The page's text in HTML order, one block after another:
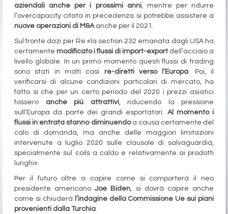
aziendali anche per i prossimi anni, mentre per ridurre
l’overcapacity citata in precedenza si potrebbe assistere a
nuove operazioni di M&Aanche per il 2021.
Sul fronte dazi per Re «la section 232 emanata dagli USA ha
certamente modificato i flussi di import-export dell’acciaio a
livello globale. In un primo momento questi flussi di trading
sono stati in molti casi re-diretti verso l’Europa. Poi, il
verificarsi di alcune condizioni particolari di mercato, ha
fatto sì che per un certo periodo del 2020 i prezzi asiatici
fossero
anche più attrattivi, riducendo la pressione
sull’Europa da parte dei grandi esportatori. Al momento i
flussi in entrata stanno diminuendoa causa certamente del
calo di domanda, ma anche delle maggiori limitazioni
intervenute a luglio 2020 sulle clausole di salvaguardia,
specialmente sul coils a caldo e relativamente ai prodotti
lunghi».
Per il futuro oltre a capire come si comporterà il neo
presidente americanoJoe Biden, si dovrà capire anche
come si chiuderà l’indagine della Commissione Ue sui piani
provenienti dalla Turchia.